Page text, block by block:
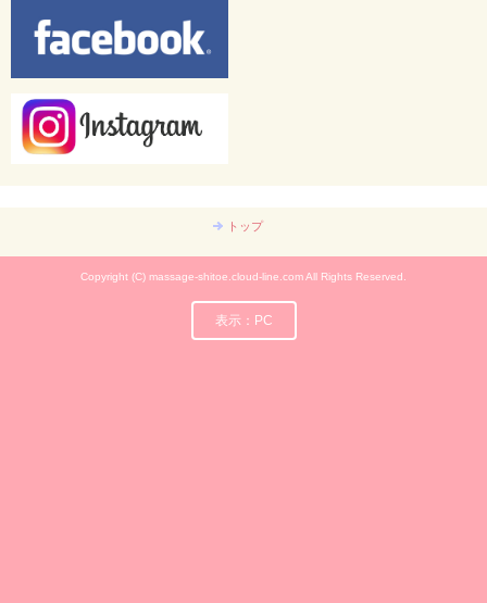
トップ
Copyright (C) massage-shitoe.cloud-line.com All Rights Reserved.
表示：PC